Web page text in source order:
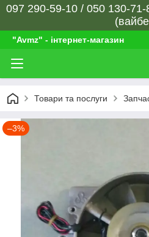
097 290-59-10 / 050 130-
"Avmz" - інтернет-магазин
Товари та послуги
–3%